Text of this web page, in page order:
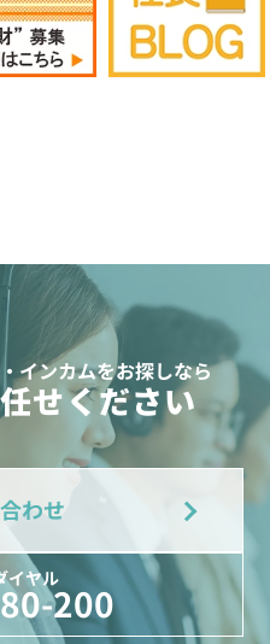
インカムをお探しなら
せください
わせ
イヤル
200